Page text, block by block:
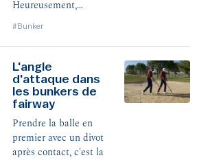
Heureusement,
pour nous aider à
sortir de cette
situation.
#Bunker
L'angle
d'attaque dans
les bunkers de
fairway
Prendre la balle en
premier avec un divot
après contact, c'est la